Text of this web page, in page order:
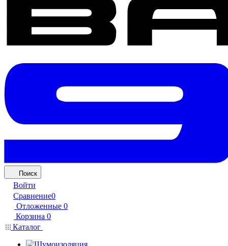
Поиск
Войти
Сравнение0
Отложенные 0
Корзина 0
Каталог